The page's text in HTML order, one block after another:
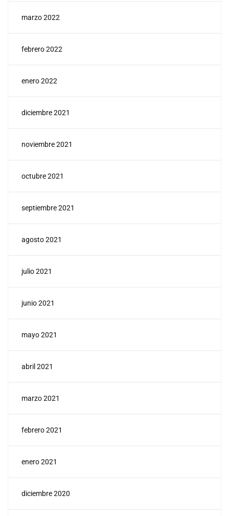
marzo 2022
febrero 2022
enero 2022
diciembre 2021
noviembre 2021
octubre 2021
septiembre 2021
agosto 2021
julio 2021
junio 2021
mayo 2021
abril 2021
marzo 2021
febrero 2021
enero 2021
diciembre 2020